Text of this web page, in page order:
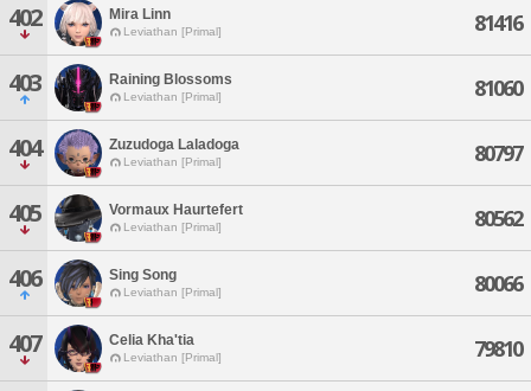
402 Mira Linn
Leviathan [Primal] 81416
403 Raining Blossoms
Leviathan [Primal] 81060
404 Zuzudoga Laladoga
Leviathan [Primal] 80797
405 Vormaux Haurtefert
Leviathan [Primal] 80562
406 Sing Song
Leviathan [Primal] 80066
407 Celia Kha'tia
Leviathan [Primal] 79810